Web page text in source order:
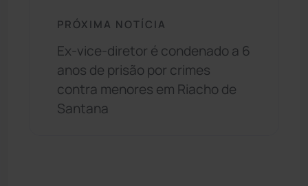
PRÓXIMA NOTÍCIA
Ex-vice-diretor é condenado a 6
anos de prisão por crimes
contra menores em Riacho de
Santana